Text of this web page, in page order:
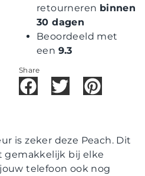
retourneren binnen
30 dagen
Beoordeeld met
een 9.3
Share
is zeker deze Peach. Dit
gemakkelijk bij elke
telefoon ook nog